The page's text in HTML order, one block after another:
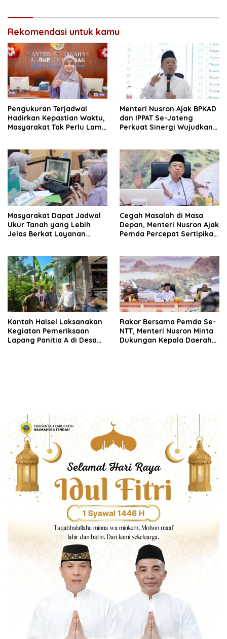
Rekomendasi untuk kamu
Pengukuran Terjadwal
Hadirkan Kepastian Waktu,
Masyarakat Tak Perlu Lama
Menteri Nusron Ajak BPKAD
dan IPPAT Se-Jateng
Perkuat Sinergi Wujudkan
Masyarakat Dapat Jadwal
Ukur Tanah yang Lebih
Jelas Berkat Layanan
Cegah Masalah di Masa
Depan, Menteri Nusron Ajak
Pemda Percepat Sertipikasi
Kantah Halsel Laksanakan
Kegiatan Pemeriksaan
Lapang Panitia A di Desa
Rakor Bersama Pemda Se-
NTT, Menteri Nusron Minta
Dukungan Kepala Daerah